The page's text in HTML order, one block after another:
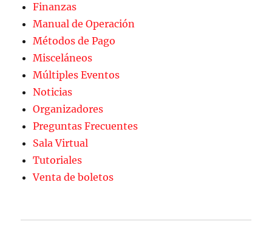
Finanzas
Manual de Operación
Métodos de Pago
Misceláneos
Múltiples Eventos
Noticias
Organizadores
Preguntas Frecuentes
Sala Virtual
Tutoriales
Venta de boletos